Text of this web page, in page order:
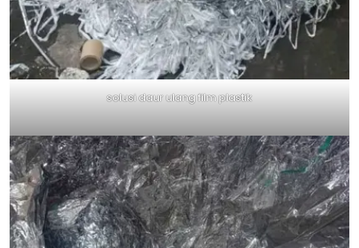
solusi daur ulang film plastik